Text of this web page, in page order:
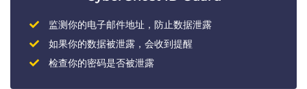
监测你的电子邮件地址，防止数据泄露
如果你的数据被泄露，会收到提醒
检查你的密码是否被泄露